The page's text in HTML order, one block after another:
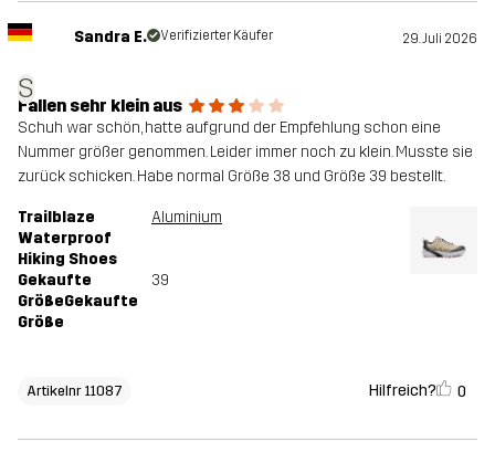
S
Sandra E. Verifizierter Käufer 29. Juli 2026
Fallen sehr klein aus
Schuh war schön, hatte aufgrund der Empfehlung schon eine
Nummer größer genommen. Leider immer noch zu klein. Musste sie
zurück schicken. Habe normal Größe 38 und Größe 39 bestellt.
Trailblaze
Waterproof
Hiking Shoes
Aluminium
Gekaufte
GrößeGekaufte
Größe
39
Artikelnr 11087 Hilfreich? 0